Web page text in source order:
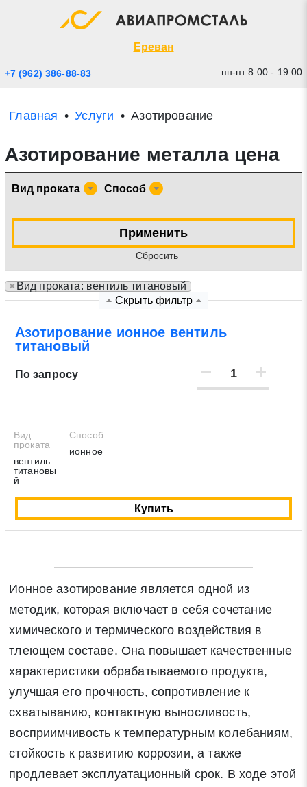
Ереван
+7 (962) 386-88-83 пн-пт 8:00 - 19:00
Главная Услуги Азотирование
Азотирование металла цена
Вид проката Способ
Применить
Cбросить
× Вид проката: вентиль титановый
Скрыть фильтр
Азотирование ионное вентиль
титановый
По запросу
Вид
проката
вентиль
титановы
й
Способ
ионное
Купить
Ионное азотирование является одной из
методик, которая включает в себя сочетание
химического и термического воздействия в
тлеющем составе. Она повышает качественные
характеристики обрабатываемого продукта,
улучшая его прочность, сопротивление к
схватыванию, контактную выносливость,
восприимчивость к температурным колебаниям,
стойкость к развитию коррозии, а также
продлевает эксплуатационный срок. В ходе этой
Экспресс заявка
* - обязательные поля для заполнения
Прикрепить файл (до 20 mb)
Отправить заявку
Нажимая на кнопку «Отправить заявку» Вы даете
согласие на обработку своих персональных данных в
соответствии со статьей 9 Федерального закона от 27
июля 2006 г. N 152-ФЗ «О персональных данных», а